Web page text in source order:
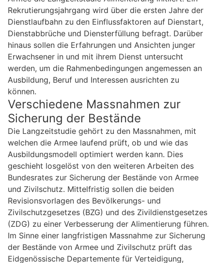
Rekrutierungsjahrgang wird über die ersten Jahre der
Dienstlaufbahn zu den Einflussfaktoren auf Dienstart,
Dienstabbrüche und Diensterfüllung befragt. Darüber
hinaus sollen die Erfahrungen und Ansichten junger
Erwachsener in und mit ihrem Dienst untersucht
werden, um die Rahmenbedingungen angemessen an
Ausbildung, Beruf und Interessen ausrichten zu
können.
Verschiedene Massnahmen zur
Sicherung der Bestände
Die Langzeitstudie gehört zu den Massnahmen, mit
welchen die Armee laufend prüft, ob und wie das
Ausbildungsmodell optimiert werden kann. Dies
geschieht losgelöst von den weiteren Arbeiten des
Bundesrates zur Sicherung der Bestände von Armee
und Zivilschutz. Mittelfristig sollen die beiden
Revisionsvorlagen des Bevölkerungs- und
Zivilschutzgesetzes (BZG) und des Zivildienstgesetzes
(ZDG) zu einer Verbesserung der Alimentierung führen.
Im Sinne einer langfristigen Massnahme zur Sicherung
der Bestände von Armee und Zivilschutz prüft das
Eidgenössische Departemente für Verteidigung,